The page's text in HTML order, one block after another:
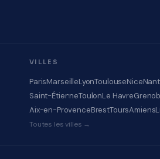
VILLES
ParisMarseilleLyonToulouseNice
Saint-ÉtienneToulonLe Havre
Aix-en-ProvenceBrestToursAmiens
Toutes les villes →